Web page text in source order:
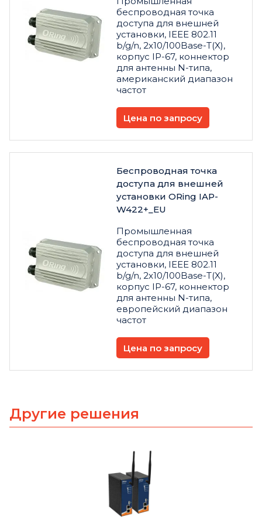
беспроводная точка
доступа для внешней
установки, IEEE 802.11
b/g/n, 2x10/100Base-T(X),
корпус IP-67, коннектор
для антенны N-типа,
американский диапазон
частот
Цена по запросу
Беспроводная точка
доступа для внешней
установки ORing IAP-
W422+_EU
Промышленная
беспроводная точка
доступа для внешней
установки, IEEE 802.11
b/g/n, 2x10/100Base-T(X),
корпус IP-67, коннектор
для антенны N-типа,
европейский диапазон
частот
Цена по запросу
Другие решения